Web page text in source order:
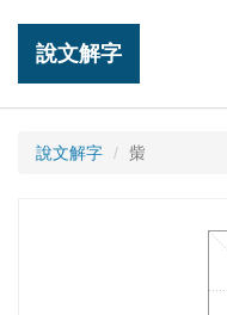
說文解字
說文解字 㭰